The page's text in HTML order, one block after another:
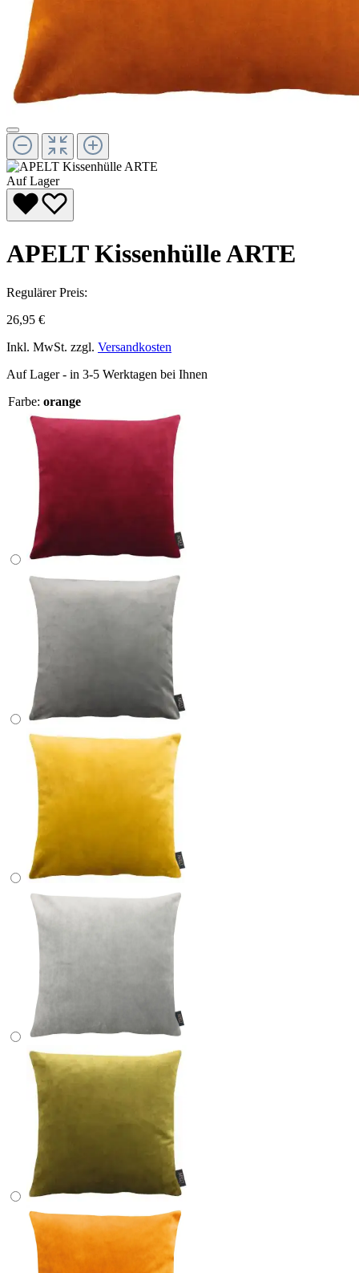
Auf Lager
APELT Kissenhülle ARTE
Regulärer Preis:
26,95 €
Inkl. MwSt. zzgl. Versandkosten
Auf Lager - in 3-5 Werktagen bei Ihnen
Farbe: orange